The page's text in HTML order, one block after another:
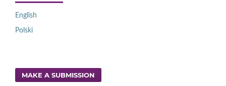
English
Polski
MAKE A SUBMISSION